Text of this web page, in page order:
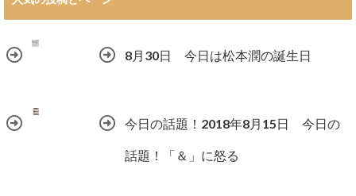
8月30日 今日は松本潤の誕生日
今日の話題！2018年8月15日 今日の
話題！「＆」に怒る